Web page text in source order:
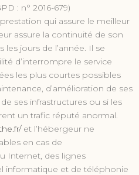
: n° 2016-679)
qui assure le meilleur
assure la continuité de son
les jours de l’année. Il se
d’interrompre le service
les plus courtes possibles
d’amélioration de ses
ses infrastructures ou si les
un trafic réputé anormal.
et l’hébergeur ne
en cas de
Internet, des lignes
informatique et de téléphonie